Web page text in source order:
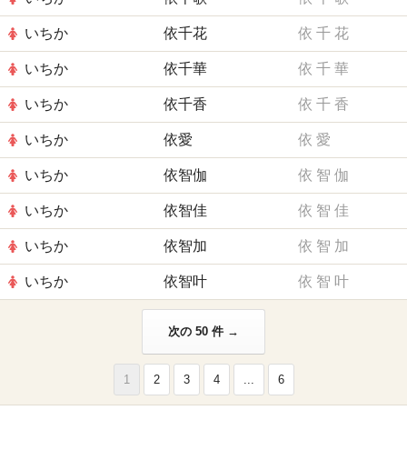
いちか 依千花 依 千 花
いちか 依千華 依 千 華
いちか 依千香 依 千 香
いちか 依愛 依 愛
いちか 依智伽 依 智 伽
いちか 依智佳 依 智 佳
いちか 依智加 依 智 加
いちか 依智叶 依 智 叶
次の 50 件 →
1 2 3 4 ... 6